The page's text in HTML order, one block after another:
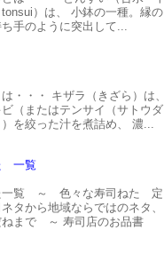
tonsui）は、 小鉢の一種。縁の
手のように突出して...
・・・ キザラ（きざら）は、
（またはテンサイ（サトウダ
を絞った汁を煮詰め、 濃...
一覧
一覧 ～ 色々な寿司ねた 定
タから地域ならではのネタ、
ねまで ～ 寿司店のお品書